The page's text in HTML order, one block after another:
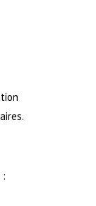
: